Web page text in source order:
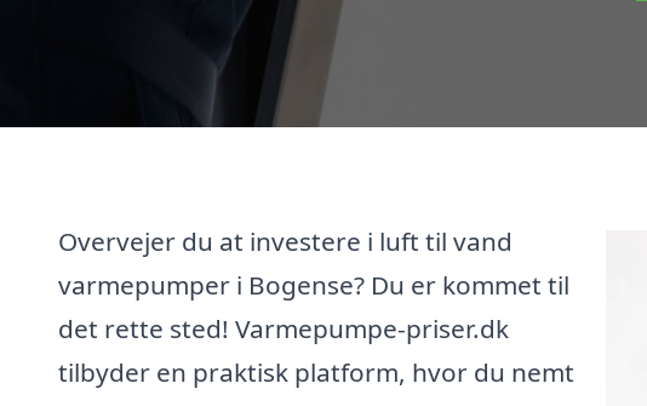
Overvejer du at investere i luft til vand
varmepumper i Bogense? Du er kommet til
det rette sted! Varmepumpe-priser.dk
tilbyder en praktisk platform, hvor du nemt